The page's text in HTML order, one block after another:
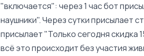
"включается": через 1 час бот
наушники". Через сутки присылает
присылает "Только сегодня скидка
всё это происходит без участия